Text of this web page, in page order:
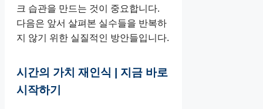
크 습관을 만드는 것이 중요합니다.
다음은 앞서 살펴본 실수들을 반복하
지 않기 위한 실질적인 방안들입니다.
시간의 가치 재인식 | 지금 바로
시작하기